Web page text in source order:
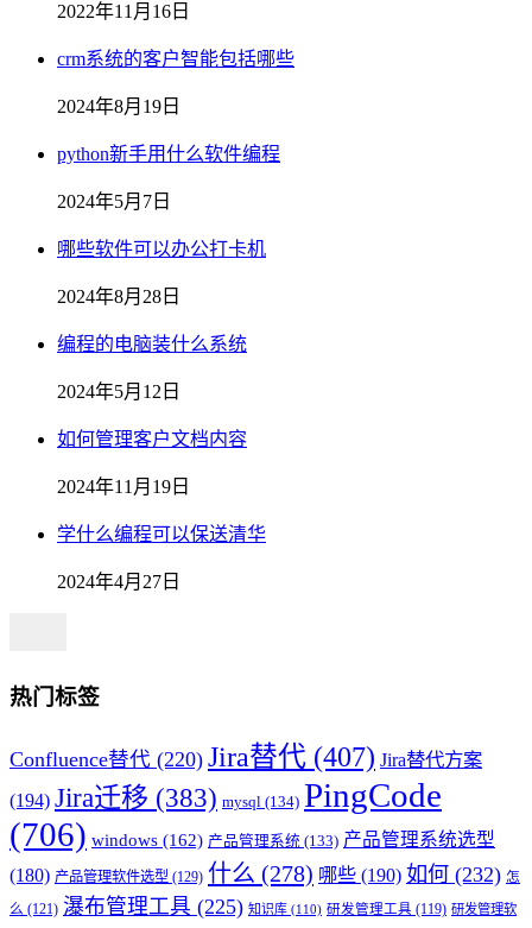
2022年11月16日
crm系统的客户智能包括哪些
2024年8月19日
python新手用什么软件编程
2024年5月7日
哪些软件可以办公打卡机
2024年8月28日
编程的电脑装什么系统
2024年5月12日
如何管理客户文档内容
2024年11月19日
学什么编程可以保送清华
2024年4月27日
热门标签
Confluence替代 (220) Jira替代 (407) Jira替代方案
(194) Jira迁移 (383) mysql (134) PingCode
(706) windows (162) 产品管理系统 (133) 产品管理系统选型
(180) 产品管理软件选型 (129) 什么 (278) 哪些 (190) 如何 (232) 怎
么 (121) 瀑布管理工具 (225) 知识库 (110) 研发管理工具 (119) 研发管理软